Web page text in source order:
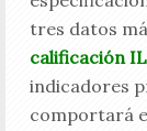
tres datos
calificación
indicadores
comportará